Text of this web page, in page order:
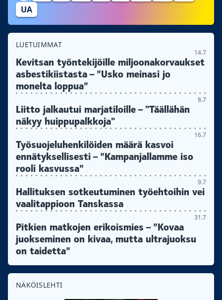
UA
LUETUIMMAT
14.7
Kevitsan työntekijöille miljoonakorvaukset
asbestikiistasta – ”Usko meinasi jo
monelta loppua”
8.7
Liitto jalkautui marjatiloille – "Täällähän
näkyy huippupalkkoja"
16.7
Työsuojeluhenkilöiden määrä kasvoi
ennätyksellisesti – ”Kampanjallamme iso
rooli kasvussa”
9.7
Hallituksen sotkeutuminen työehtoihin vei
vaalitappioon Tanskassa
31.7
Pitkien matkojen erikoismies – ”Kovaa
juokseminen on kivaa, mutta ultrajuoksu
on taidetta”
NÄKÖISLEHTI